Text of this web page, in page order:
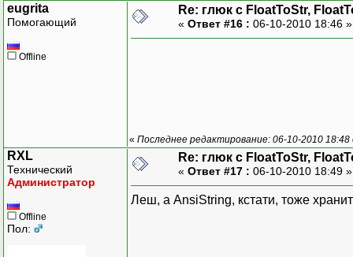
eugrita
Помогающий
Offline
Re: глюк с FloatToStr,
« Ответ #16 : 06-10-2010 18:46
« Последнее редактирование: 06-10-2010
RXL
Технический
Администратор
Offline
Пол:
Re: глюк с FloatToStr,
« Ответ #17 : 06-10-2010 18:49
Леш, а AnsiString, кстати, тоже